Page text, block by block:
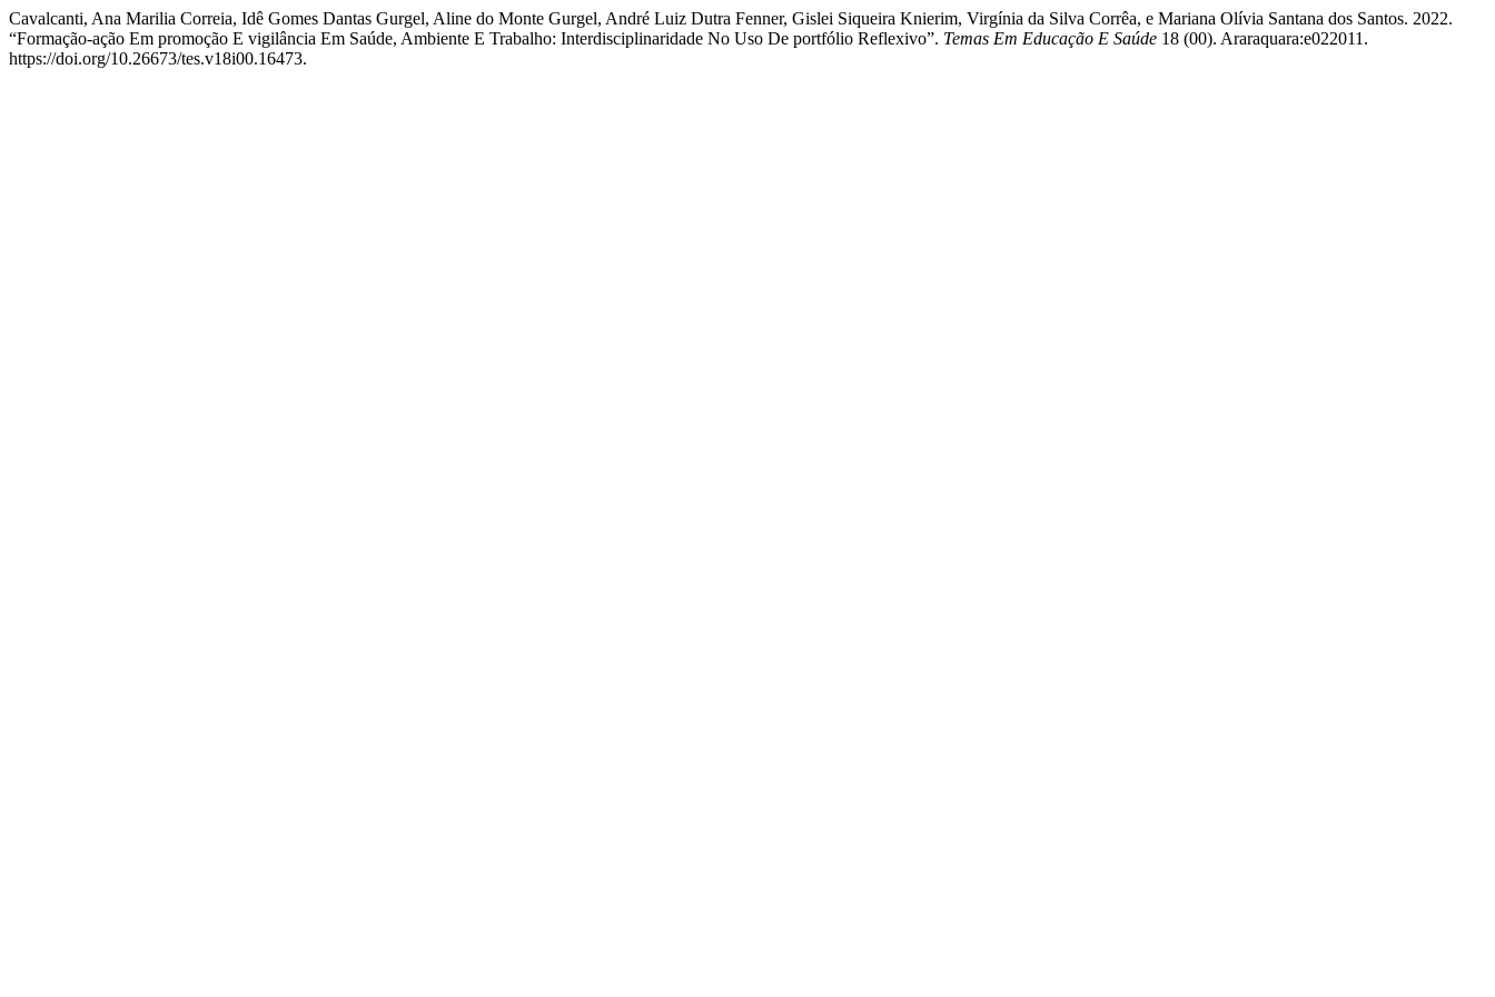
Cavalcanti, Ana Marilia Correia, Idê Gomes Dantas Gurgel, Aline do Monte Gurgel, André Luiz Dutra Fenner, Gislei Siqueira Knierim, Virgínia da Silva Corrêa, e Mariana Olívia Santana dos Santos. 2022.
“Formação-ação Em promoção E vigilância Em Saúde, Ambiente E Trabalho: Interdisciplinaridade No Uso De portfólio Reflexivo”. Temas Em Educação E Saúde 18 (00). Araraquara:e022011.
https://doi.org/10.26673/tes.v18i00.16473.